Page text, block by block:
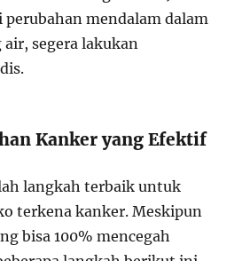
perubahan mendalam dalam
air, segera lakukan
Kanker yang Efektif
langkah terbaik untuk
terkena kanker. Meskipun
bisa 100% mencegah